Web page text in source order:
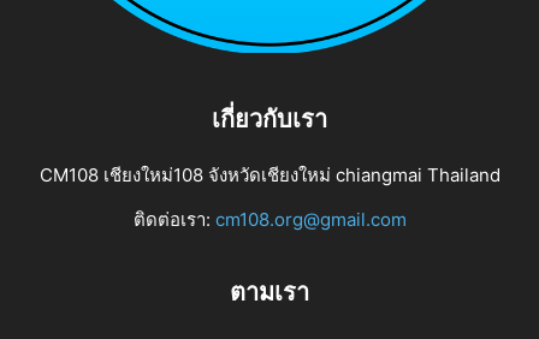
เกี่ยวกับเรา
CM108 เชียงใหม่108 จังหวัดเชียงใหม่ chiangmai Thailand
ติดต่อเรา: cm108.org@gmail.com
ตามเรา